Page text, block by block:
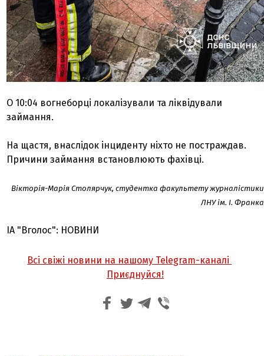
О 10:04 вогнеборці локалізували та ліквідували
займання.
На щастя, внаслідок інциденту ніхто не постраждав.
Причини займання встановлюють фахівці.
Вікторія-Марія Столярчук, студентка факультету журналістики
ЛНУ ім. І. Франка
ІА "Вголос": НОВИНИ
Всі свіжі новини на нашому Telegram-каналі
Приєднуйся!